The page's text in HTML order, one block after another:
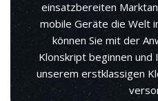
einsatzbereiten
mobile Geräte die Welt
können Sie mit der
Klonskript beginnen und
unserem erstklassigen